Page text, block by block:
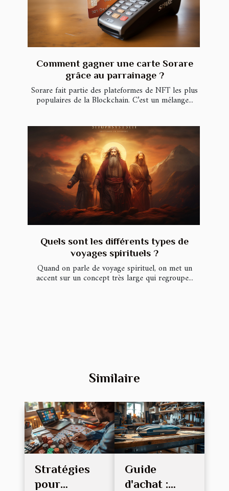
Comment gagner une carte Sorare
grâce au parrainage ?
Sorare fait partie des plateformes de NFT les plus
populaires de la Blockchain. C’est un mélange...
Quels sont les différents types de
voyages spirituels ?
Quand on parle de voyage spirituel, on met un
accent sur un concept très large qui regroupe...
Similaire
Stratégies
pour
Guide
d'achat :